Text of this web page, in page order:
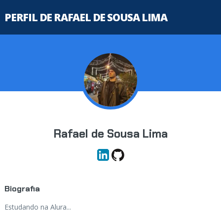
PERFIL DE RAFAEL DE SOUSA LIMA
Rafael de Sousa Lima
Biografia
Estudando na Alura...